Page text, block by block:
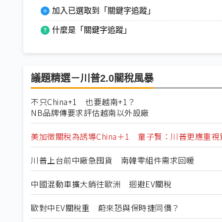
加入已選取到「關鍵字追蹤」
什麼是「關鍵字追蹤」
議題精選－川普2.0關稅風暴
不只China+1 也要越南+1？
NB品牌傳要求評估越南以外設廠
美加徵關稅為誘導China＋1 童子賢：川普更應重視
川普上台前中廠急囤貨 南韓零組件需求回暖
中國混動車擴大銷往歐洲 迴避EV關稅
歐對中EV關稅重 蔚來恐與保時捷同價？